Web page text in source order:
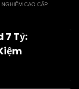
CAO CẤP
7 Tỷ: